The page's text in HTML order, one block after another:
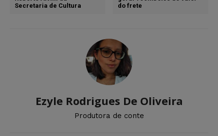
Secretaria de Cultura
do frete
Ezyle Rodrigues De Oliveira
Produtora de conte